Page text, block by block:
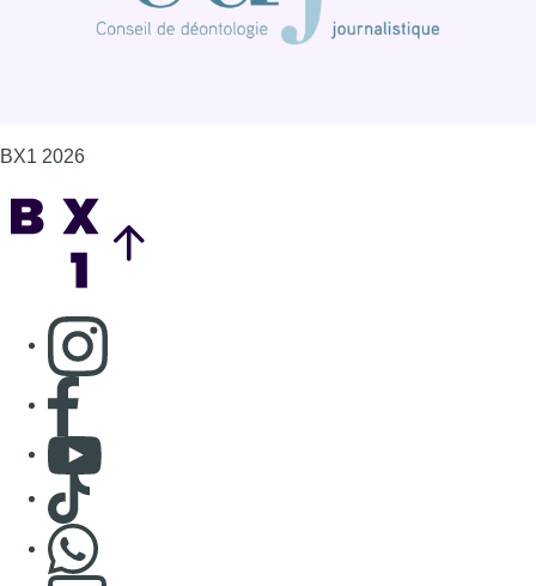
BX1 2026
Consulter page Instagram
Consulter page Facebook
Consulter Youtube
Consulter TikTok